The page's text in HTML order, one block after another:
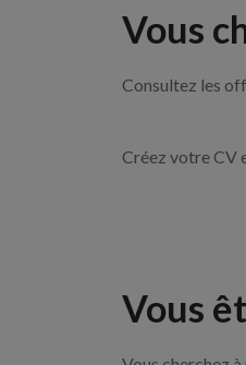
Vous
Consultez les
Créez votre CV
Vous